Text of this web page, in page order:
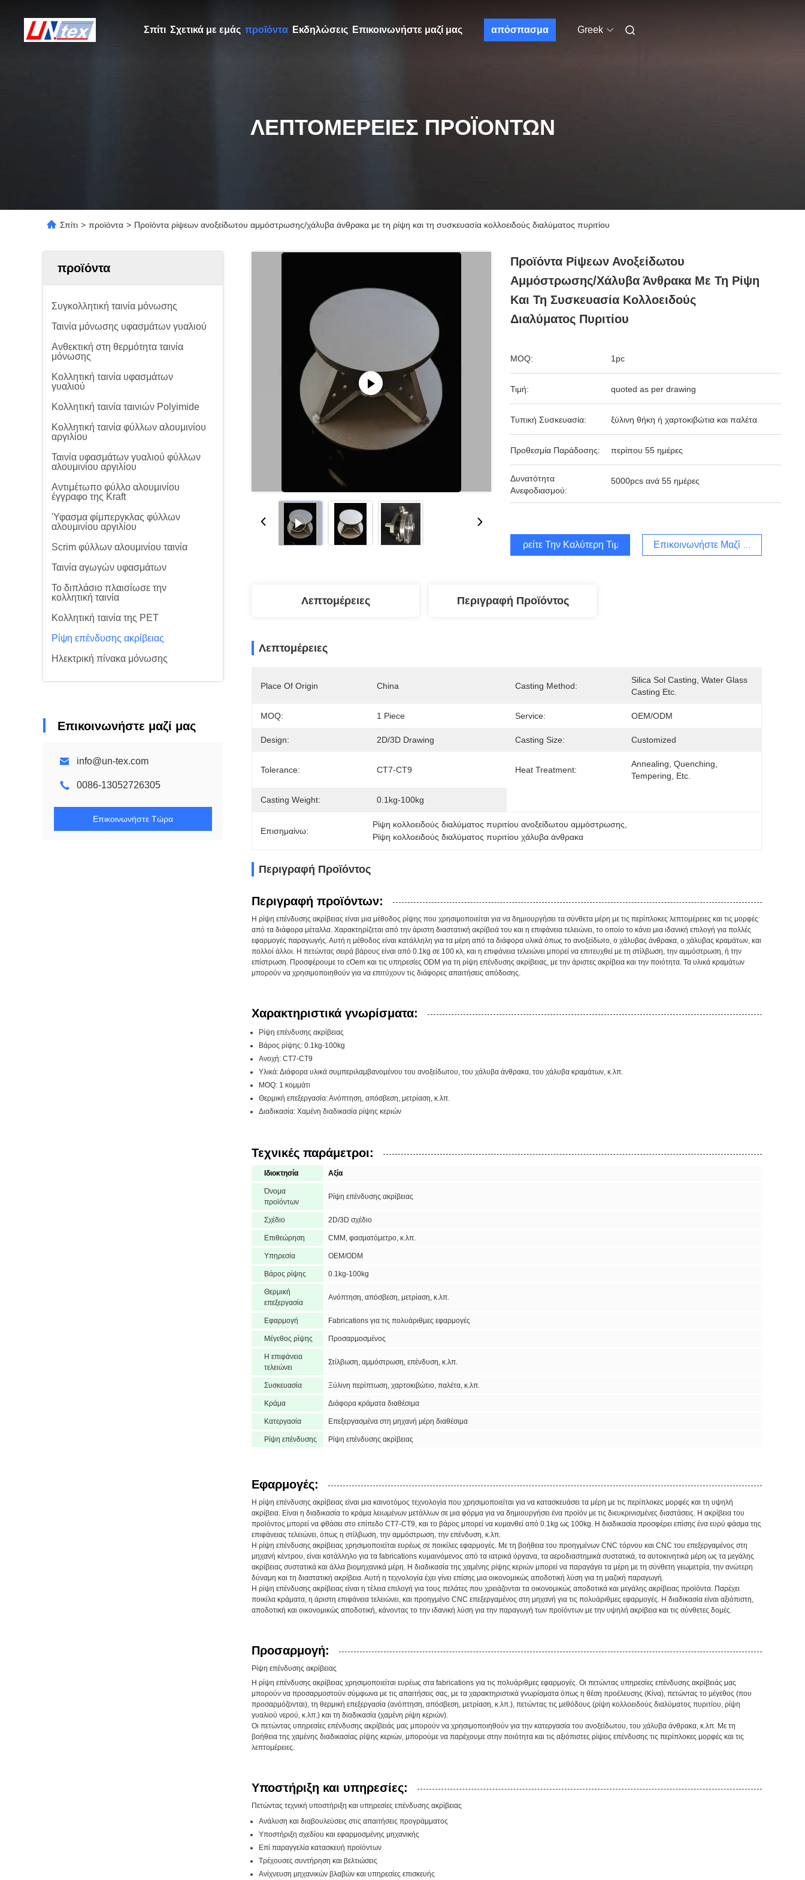
Σπίτι Σχετικά με εμάς προϊόντα Εκδηλώσεις Επικοινωνήστε μαζί μας απόσπασμα Greek
ΛΕΠΤΟΜΈΡΕΙΕΣ ΠΡΟΪΌΝΤΩΝ
Σπίτι > προϊόντα > Προϊόντα ρίψεων ανοξείδωτου αμμόστρωσης/χάλυβα άνθρακα με τη ρίψη και τη συσκευασία κολλοειδούς διαλύματος πυριτίου
προϊόντα
Συγκολλητική ταινία μόνωσης
Ταινία μόνωσης υφασμάτων γυαλιού
Ανθεκτική στη θερμότητα ταινία
μόνωσης
Κολλητική ταινία υφασμάτων
γυαλιού
Κολλητική ταινία ταινιών Polyimide
Κολλητική ταινία φύλλων αλουμινίου
αργιλίου
Ταινία υφασμάτων γυαλιού φύλλων
αλουμινίου αργιλίου
Αντιμέτωπο φύλλο αλουμινίου
έγγραφο της Kraft
Ύφασμα φίμπεργκλας φύλλων
αλουμινίου αργιλίου
Scrim φύλλων αλουμινίου ταινία
Ταινία αγωγών υφασμάτων
Το διπλάσιο πλαισίωσε την
κολλητική ταινία
Κολλητική ταινία της PET
Ρίψη επένδυσης ακρίβειας
Ηλεκτρική πίνακα μόνωσης
Επικοινωνήστε μαζί μας
info@un-tex.com
0086-13052726305
Επικοινωνήστε Τώρα
Προϊόντα Ρίψεων Ανοξείδωτου
Αμμόστρωσης/χάλυβα Άνθρακα Με Τη Ρίψη
Και Τη Συσκευασία Κολλοειδούς
Διαλύματος Πυριτίου
MOQ: 1pc
Τιμή: quoted as per drawing
Τυπική Συσκευασία: ξύλινη θήκη ή χαρτοκιβώτια και παλέτα
Προθεσμία Παράδοσης: περίπου 55 ημέρες
Δυνατότητα
Ανεφοδιασμού:
5000pcs ανά 55 ημέρες
Βρείτε Την Καλύτερη Τιμή Επικοινωνήστε Μαζί Μας
Λεπτομέρειες Περιγραφή Προϊόντος
Λεπτομέρειες
Place Of Origin China Casting Method:
Silica Sol Casting, Water Glass
Casting Etc.
MOQ: 1 Piece Service: OEM/ODM
Design: 2D/3D Drawing Casting Size: Customized
Tolerance: CT7-CT9 Heat Treatment:
Annealing, Quenching,
Tempering, Etc.
Casting Weight: 0.1kg-100kg
Επισημαίνω:
Ρίψη κολλοειδούς διαλύματος πυριτίου ανοξείδωτου αμμόστρωσης
Ρίψη κολλοειδούς διαλύματος πυριτίου χάλυβα άνθρακα
Περιγραφή Προϊόντος
Περιγραφή προϊόντων:
Η ρίψη επένδυσης ακρίβειας είναι μια μέθοδος ρίψης που χρησιμοποιείται για να δημιουργήσει τα σύνθετα μέρη με τις περίπλοκες λεπτομέρειες και τις μορφές
από τα διάφορα μέταλλα. Χαρακτηρίζεται από την άριστη διαστατική ακρίβειά του και η επιφάνεια τελειώνει, το οποίο το κάνει μια ιδανική επιλογή για πολλές
εφαρμογές παραγωγής. Αυτή η μέθοδος είναι κατάλληλη για τα μέρη από τα διάφορα υλικά όπως το ανοξείδωτο, ο χάλυβας άνθρακα, ο χάλυβας κραμάτων, και
πολλοί άλλοι. Η πετώντας σειρά βάρους είναι από 0.1kg σε 100 κλ, και η επιφάνεια τελειώνει μπορεί να επιτευχθεί με τη στίλβωση, την αμμόστρωση, ή την
επίστρωση. Προσφέρουμε το cOem και τις υπηρεσίες ODM για τη ρίψη επένδυσης ακρίβειας, με την άριστες ακρίβεια και την ποιότητα. Τα υλικά κραμάτων
μπορούν να χρησιμοποιηθούν για να επιτύχουν τις διάφορες απαιτήσεις απόδοσης.
Χαρακτηριστικά γνωρίσματα:
Ρίψη επένδυσης ακρίβειας
Βάρος ρίψης: 0.1kg-100kg
Ανοχή: CT7-CT9
Υλικά: Διάφορα υλικά συμπεριλαμβανομένου του ανοξείδωτου, του χάλυβα άνθρακα, του χάλυβα κραμάτων, κ.λπ.
MOQ: 1 κομμάτι
Θερμική επεξεργασία: Ανόπτηση, απόσβεση, μετρίαση, κ.λπ.
Διαδικασία: Χαμένη διαδικασία ρίψης κεριών
Τεχνικές παράμετροι:
Ιδιοκτησία Αξία
Όνομα
προϊόντων
Ρίψη επένδυσης ακρίβειας
Σχέδιο 2D/3D σχέδιο
Επιθεώρηση CMM, φασματόμετρο, κ.λπ.
Υπηρεσία OEM/ODM
Βάρος ρίψης 0.1kg-100kg
Θερμική
επεξεργασία
Ανόπτηση, απόσβεση, μετρίαση, κ.λπ.
Εφαρμογή Fabrications για τις πολυάριθμες εφαρμογές
Μέγεθος ρίψης Προσαρμοσμένος
Η επιφάνεια
τελειώνει
Στίλβωση, αμμόστρωση, επένδυση, κ.λπ.
Συσκευασία Ξύλινη περίπτωση, χαρτοκιβώτιο, παλέτα, κ.λπ.
Κράμα Διάφορα κράματα διαθέσιμα
Κατεργασία Επεξεργασμένα στη μηχανή μέρη διαθέσιμα
Ρίψη επένδυσης Ρίψη επένδυσης ακρίβειας
Εφαρμογές:
Η ρίψη επένδυσης ακρίβειας είναι μια καινοτόμος τεχνολογία που χρησιμοποιείται για να κατασκευάσει τα μέρη με τις περίπλοκες μορφές και τη υψηλή
ακρίβεια. Είναι η διαδικασία το κράμα λειωμένων μετάλλων σε μια φόρμα για να δημιουργήσει ένα προϊόν με τις διευκρινισμένες διαστάσεις. Η ακρίβεια του
προϊόντος μπορεί να φθάσει στο επίπεδο CT7-CT9, και το βάρος μπορεί να κυμανθεί από 0.1kg ως 100kg. Η διαδικασία προσφέρει επίσης ένα ευρύ φάσμα της
επιφάνειας τελειώνει, όπως η στίλβωση, την αμμόστρωση, την επένδυση, κ.λπ.
Η ρίψη επένδυσης ακρίβειας χρησιμοποιείται ευρέως σε ποικίλες εφαρμογές. Με τη βοήθεια του προηγμένων CNC τόρνου και CNC του επεξεργαμένος στη
μηχανή κέντρου, είναι κατάλληλο για τα fabrications κυμαινόμενος από τα ιατρικά όργανα, τα αεροδιαστημικά συστατικά, τα αυτοκινητικά μέρη ως τα μεγάλης
ακρίβειας συστατικά και άλλα βιομηχανικά μέρη. Η διαδικασία της χαμένης ρίψης κεριών μπορεί να παραγάγει τα μέρη με τη σύνθετη γεωμετρία, την ανώτερη
δύναμη και τη διαστατική ακρίβεια. Αυτή η τεχνολογία έχει γίνει επίσης μια οικονομικώς αποδοτική λύση για τη μαζική παραγωγή.
Η ρίψη επένδυσης ακρίβειας είναι η τέλεια επιλογή για τους πελάτες που χρειάζονται τα οικονομικώς αποδοτικά και μεγάλης ακρίβειας προϊόντα. Παρέχει
ποικίλα κράματα, η άριστη επιφάνεια τελειώνει, και προηγμένο CNC επεξεργαμένος στη μηχανή για τις πολυάριθμες εφαρμογές. Η διαδικασία είναι αξιόπιστη,
αποδοτική και οικονομικώς αποδοτική, κάνοντας το την ιδανική λύση για την παραγωγή των προϊόντων με την υψηλή ακρίβεια και τις σύνθετες δομές.
Προσαρμογή:
Ρίψη επένδυσης ακρίβειας
Η ρίψη επένδυσης ακρίβειας χρησιμοποιείται ευρέως στα fabrications για τις πολυάριθμες εφαρμογές. Οι πετώντας υπηρεσίες επένδυσης ακρίβειάς μας
μπορούν να προσαρμοστούν σύμφωνα με τις απαιτήσεις σας, με τα χαρακτηριστικά γνωρίσματα όπως η θέση προέλευσης (Κίνα), πετώντας το μέγεθος (που
προσαρμόζονται), τη θερμική επεξεργασία (ανόπτηση, απόσβεση, μετρίαση, κ.λπ.), πετώντας τις μεθόδους (ρίψη κολλοειδούς διαλύματος πυριτίου, ρίψη
γυαλιού νερού, κ.λπ.) και τη διαδικασία (χαμένη ρίψη κεριών).
Οι πετώντας υπηρεσίες επένδυσης ακρίβειάς μας μπορούν να χρησιμοποιηθούν για την κατεργασία του ανοξείδωτου, του χάλυβα άνθρακα, κ.λπ. Με τη
βοήθεια της χαμένης διαδικασίας ρίψης κεριών, μπορούμε να παρέχουμε στην ποιότητα και τις αξιόπιστες ρίψεις επένδυσης τις περίπλοκες μορφές και τις
λεπτομέρειες.
Υποστήριξη και υπηρεσίες:
Πετώντας τεχνική υποστήριξη και υπηρεσίες επένδυσης ακρίβειας
Ανάλυση και διαβουλεύσεις στις απαιτήσεις προγράμματος
Υποστήριξη σχεδίου και εφαρμοσμένης μηχανικής
Επί παραγγελία κατασκευή προϊόντων
Τρέχουσες συντήρηση και βελτιώσεις
Ανίχνευση μηχανικών βλαβών και υπηρεσίες επισκευής